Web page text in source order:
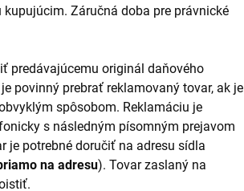
Záručná doba pre právnické
predávajúcemu originál daňového
povinný prebrať reklamovaný tovar, ak je
spôsobom. Reklamáciu je
s následným písomným prejavom
je potrebné doručiť na adresu sídla
na adresu). Tovar zaslaný na